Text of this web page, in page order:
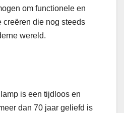
om functionele en
creëren die nog steeds
wereld.
is een tijdloos en
dan 70 jaar geliefd is